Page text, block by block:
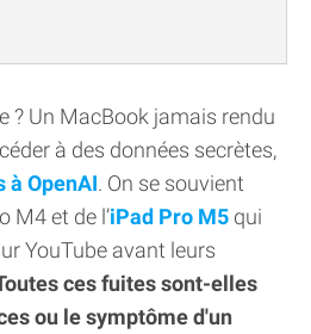
? Un MacBook jamais rendu
à des données secrètes,
à OpenAI. On se souvient
M4 et de l’iPad Pro M5 qui
YouTube avant leurs
ces fuites sont-elles
ou le symptôme d'un